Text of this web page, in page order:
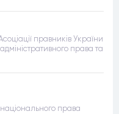
правників України
права та
права